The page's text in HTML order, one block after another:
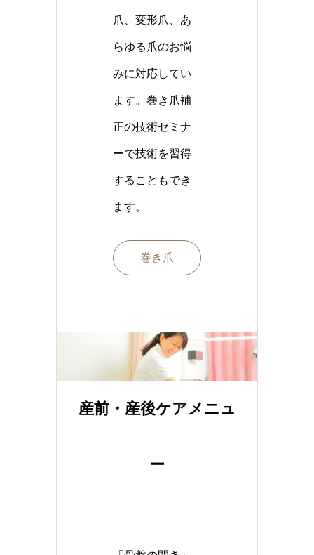
爪、変形爪、あ
らゆる爪のお悩
みに対応してい
ます。巻き爪補
正の技術セミナ
ーで技術を習得
することもでき
ます。
巻き爪
産前・産後ケアメニュ
ー